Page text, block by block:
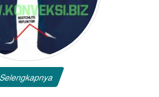
Selengkapnya